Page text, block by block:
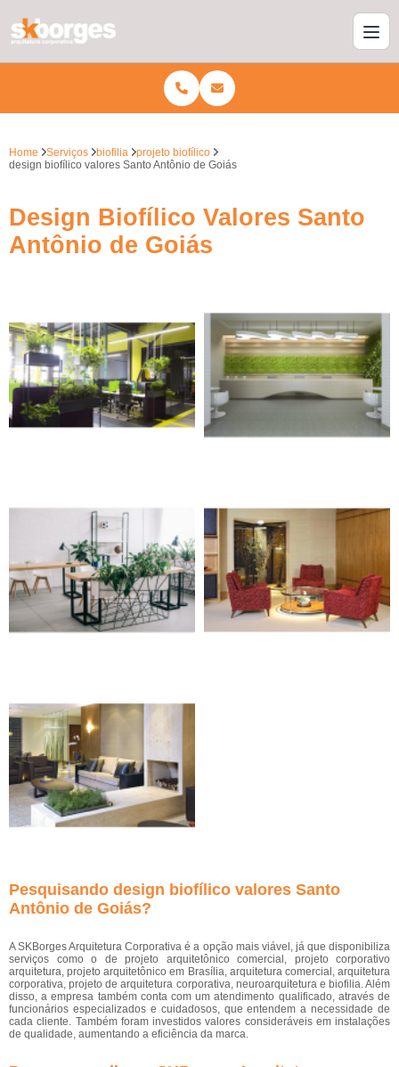
Home Serviços biofilia
projeto biofílico
design biofílico valores Santo Antônio de Goiás
Design Biofílico Valores Santo
Antônio de Goiás
Pesquisando design biofílico valores Santo
Antônio de Goiás?
A SKBorges Arquitetura Corporativa é a opção mais viável, já que disponibiliza
serviços como o de projeto arquitetônico comercial, projeto corporativo
arquitetura, projeto arquitetônico em Brasília, arquitetura comercial, arquitetura
corporativa, projeto de arquitetura corporativa, neuroarquitetura e biofilia. Além
disso, a empresa também conta com um atendimento qualificado, através de
funcionários especializados e cuidadosos, que entendem a necessidade de
cada cliente. Também foram investidos valores consideráveis em instalações
de qualidade, aumentando a eficiência da marca.